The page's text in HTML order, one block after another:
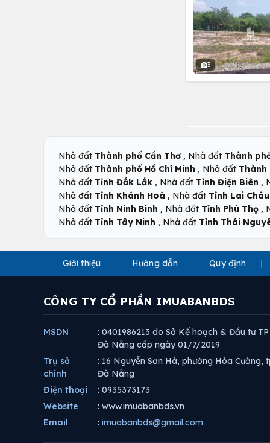
3
Nhà đất Thành phố Cần Thơ , Nhà đất Thành
Nhà đất Thành phố Hồ Chí Minh , Nhà đất Thành
Nhà đất Tỉnh Đắk Lắk , Nhà đất Tỉnh Điện Biên ,
Nhà đất Tỉnh Khánh Hoà , Nhà đất Tỉnh Lai Châu
Nhà đất Tỉnh Ninh Bình , Nhà đất Tỉnh Phú Thọ ,
Nhà đất Tỉnh Tây Ninh , Nhà đất Tỉnh Thái
Giới thiệu Hướng dẫn Quy định
CÔNG TY CỔ PHẦN IMUABANBDS
MSDN
: 0401986213 do Sở Kế hoạch & Đầu tư TP
Đà Nẵng cấp ngày 01/7/2019
Trụ sở
chính
: 16 Nguyễn Sơn Hà, phường Hòa Cường,
Đà Nẵng
Điện thoại
: 0935373173
Website
: www.imuabanbds.vn
Email
: imuabanbds@gmail.com